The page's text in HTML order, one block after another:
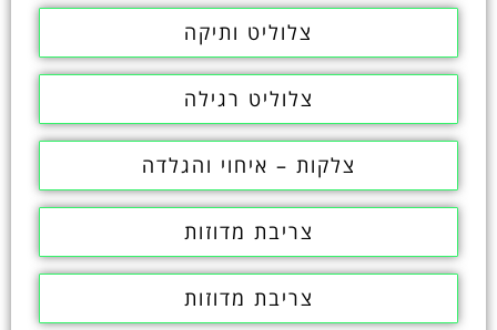
צלוליט ותיקה
צלוליט רגילה
צלקות – איחוי והגלדה
צריבת מדוזות
צריבת מדוזות